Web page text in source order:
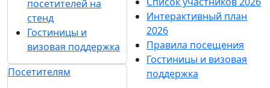
посетителей на
стенд
Гостиницы и
визовая поддержка
Посетителям
Интерактивный план
2026
Правила посещения
Гостиницы и визовая
поддержка